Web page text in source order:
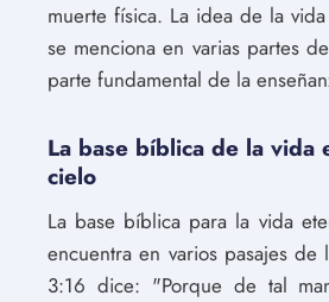
muerte física. La idea de la
se menciona en varias partes
parte fundamental de la
La base bíblica de la vida
cielo
La base bíblica para la vida
encuentra en varios pasajes de
3:16 dice: "Porque de tal